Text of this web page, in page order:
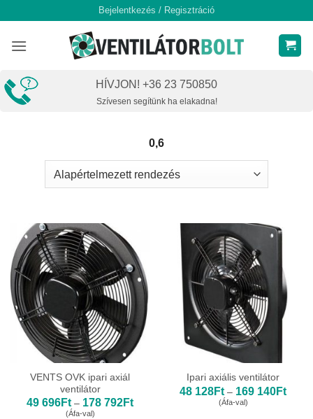
content
Bejelentkezés / Regisztráció
HÍVJON! +36 23 750850
Szívesen segítünk ha elakadna!
0,6
VENTS OVK ipari axiál
ventilátor
49 696Ft – 178 792FtÁrtartomány:
(Áfa-val)
Ipari axiális ventilátor
48 128Ft – 169 140Ft
(Áfa-val)